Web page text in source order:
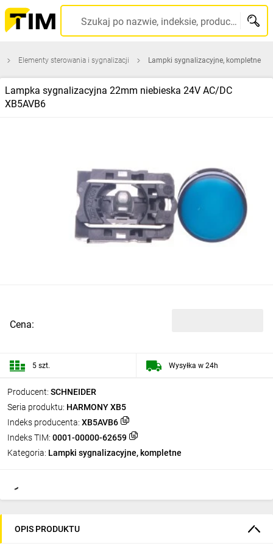
Szukaj po nazwie, indeksie, producencie, kodzie kreskowym...
Elementy sterowania i sygnalizacji Lampki sygnalizacyjne, kompletne
Lampka sygnalizacyjna 22mm niebieska 24V AC/DC
XB5AVB6
Producent: SCHNEIDER
Seria produktu: HARMONY XB5
Indeks producenta: XB5AVB6
Indeks TIM: 0001-00000-62659
Kategoria: Lampki sygnalizacyjne, kompletne
Cena:
5 szt. Wysyłka w 24h
OPIS PRODUKTU